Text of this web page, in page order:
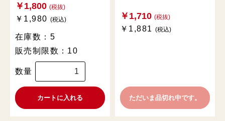
￥1,800 (税抜)
￥1,980 (税込)
在庫数：5
販売制限数：10
数量
カートに入れる
￥1,710 (税抜)
￥1,881 (税込)
ただいま品切れ中です。